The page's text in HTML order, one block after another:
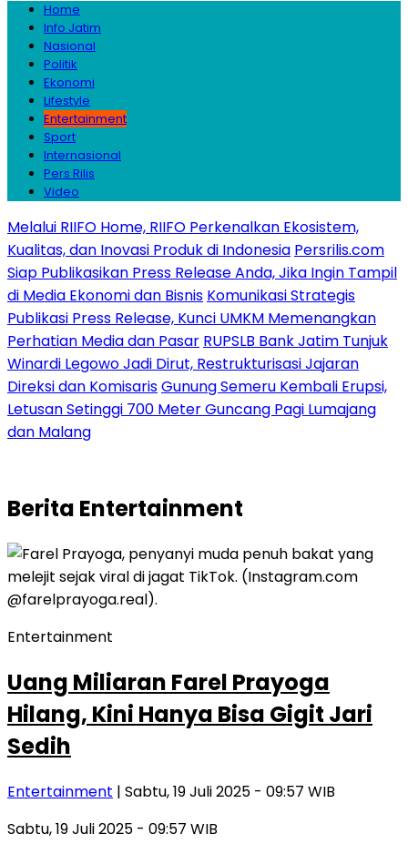
Home
Info Jatim
Nasional
Politik
Ekonomi
Lifestyle
Entertainment
Sport
Internasional
Pers Rilis
Video
Melalui RIIFO Home, RIIFO Perkenalkan Ekosistem,
Kualitas, dan Inovasi Produk di Indonesia Persrilis.com
Siap Publikasikan Press Release Anda, Jika Ingin Tampil
di Media Ekonomi dan Bisnis Komunikasi Strategis
Publikasi Press Release, Kunci UMKM Memenangkan
Perhatian Media dan Pasar RUPSLB Bank Jatim Tunjuk
Winardi Legowo Jadi Dirut, Restrukturisasi Jajaran
Direksi dan KomisarisGunung Semeru Kembali Erupsi,
Letusan Setinggi 700 Meter Guncang Pagi Lumajang
dan Malang
Berita Entertainment
Entertainment
Uang Miliaran Farel Prayoga
Hilang, Kini Hanya Bisa Gigit Jari
Sedih
Entertainment | Sabtu, 19 Juli 2025 - 09:57 WIB
Sabtu, 19 Juli 2025 - 09:57 WIB